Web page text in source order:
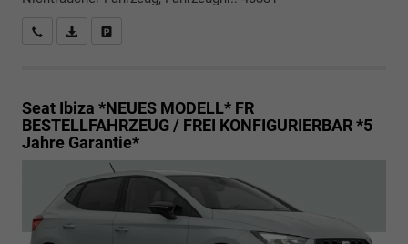
Rückrufbitte absenden
PDF-Datei, Fahrzeugexposé drucken
Seat Ibiza *NEUES MODELL* FR
BESTELLFAHRZEUG / FREI KONFIGURIERBAR *5
Jahre Garantie*